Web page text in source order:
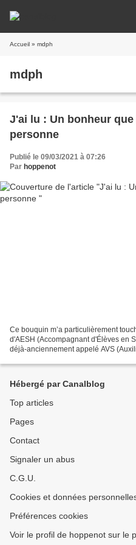
Accueil » mdph
mdph
J'ai lu : Un bonheur
personne
Publié le 09/03/2021 à 07:26
Par hoppenot
Ce bouquin m’a particulièrement
d'AESH (Accompagnant d'Élèves en
déjà-anciennement appelé AVS
Hébergé par Canalblog
Top articles
Pages
Contact
Signaler un abus
C.G.U.
Cookies et données
Préférences cookies
Voir le profil de hoppenot sur le